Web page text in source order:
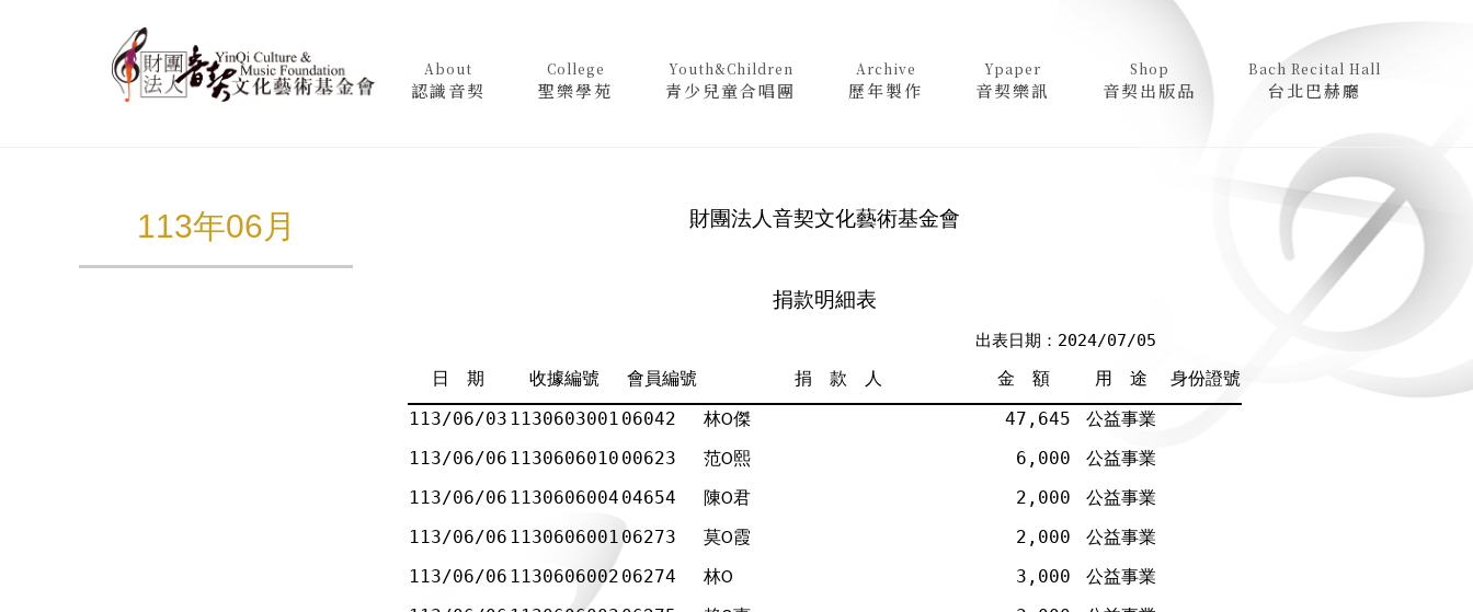
About
認識音契
College
聖樂學苑
Youth&Children
青少兒童合唱團
Archive
歷年製作
Ypaper
音契樂訊
Shop
音契出版品
Bach Recital Hall
台北巴赫廳
113年06月 財團法人音契文化藝術基金會
捐款明細表
出表日期：2024/07/05
日 期 收據編號 會員編號 捐 款 人 金 額 用 途
身份證號
113/06/03 1130603001 06042 林Ο傑 47,645
公益事業
113/06/06 1130606010 00623 范Ο熙 6,000
公益事業
113/06/06 1130606004 04654 陳Ο君 2,000
公益事業
113/06/06 1130606001 06273 莫Ο霞 2,000
公益事業
113/06/06 1130606002 06274 林Ο 3,000
公益事業